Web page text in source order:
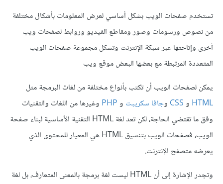
تستخدم صفحات الويب بشكل أساسي لعرض المعلومات بأشكال مختلفة
من نصوص ورسومات وصور ومقاطع الفيديو وروابط لصفحات ويب
أخرى وإتاحتها عبر شبكة الإنترنت وتشكل مجموعة صفحات الويب
المتعددة المرتبطة مع بعضها البعض موقع ويب
يمكن لصفحات الويب أن تكتب بأنواع مختلفة من لغات البرمجة مثل
HTML وCSS وجافا سكريبت وPHP وغيرها من اللغات والتقنيات
وفق ما تقتضي الحاجة، لكن تعد لغة HTML التقنية الأساسية لبناء صفحة
الويب، فصفحات الويب بتنسيق HTML هي المعيار للمحتوى الذي
يعرضه متصفح الإنترنت.
وتجدر الإشارة إلى أنHTMLليست لغة برمجة بالمعنى المتعارف، بل لغة